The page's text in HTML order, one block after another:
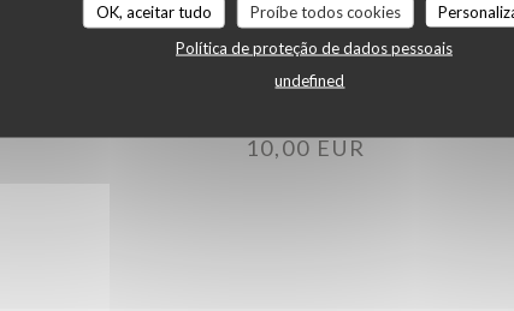
OK, aceitar tudo Proíbe todos cookies
Política de proteção de dados pessoais
undefined
Menu enfant
10,00 EUR